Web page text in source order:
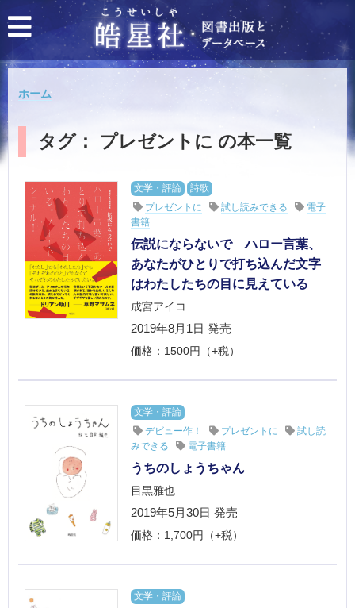
ホーム
タグ： プレゼントに の本一覧
文学・評論
詩歌
プレゼントに
試し読みできる
電子
書籍
伝説にならないで ハロー言葉、
あなたがひとりで打ち込んだ文字
はわたしたちの目に見えている
成宮アイコ
2019年8月1日 発売
価格：1500円（+税）
文学・評論
デビュー作！
プレゼントに
試し読
みできる
電子書籍
うちのしょうちゃん
目黒雅也
2019年5月30日 発売
価格：1,700円（+税）
文学・評論